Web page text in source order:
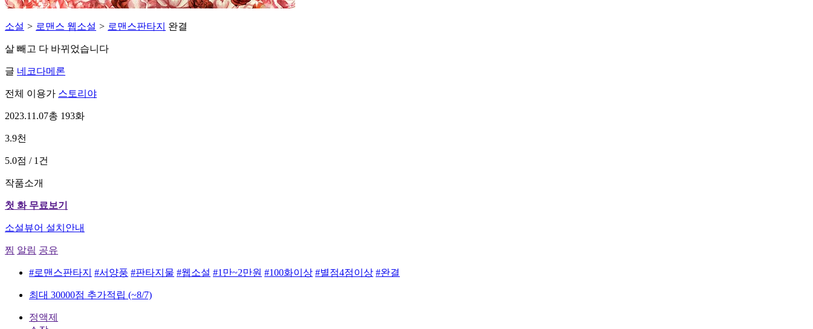
소설 > 로맨스 웹소설 > 로맨스판타지 완결
살 빼고 다 바뀌었습니다
글 네코다메론
전체 이용가 스토리야
2023.11.07총 193화
3.9천
5.0점 / 1건
작품소개
첫 화 무료보기
소설뷰어 설치안내
찜 알림 공유
#로맨스판타지 #서양풍 #판타지물 #웹소설 #1만~2만원 #100화이상 #별점4점이상 #완결
최대 30000점 추가적립 (~8/7)
정액제